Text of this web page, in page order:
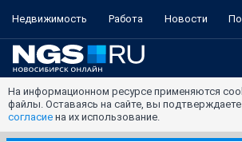
Недвижимость Работа Новости
На информационном ресурсе применяются
файлы. Оставаясь на сайте, вы
согласие на их использование.